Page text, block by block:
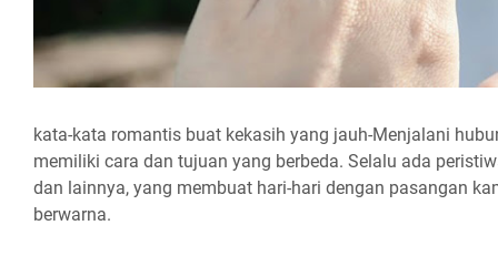
kata-kata romantis buat kekasih yang jauh-Menjalani
memiliki cara dan tujuan yang berbeda. Selalu ada
dan lainnya, yang membuat hari-hari dengan pasangan
berwarna.